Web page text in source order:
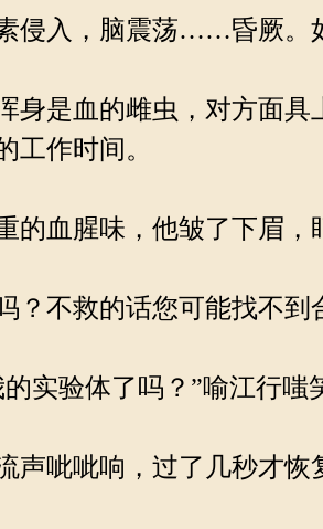
侵入，脑震荡……昏厥。
是血的雌虫，对方面具
工作时间。
血腥味，他皱了下眉，
不救的话您可能找不到
实验体了吗？”喻江行嗤
呲呲响，过了几秒才恢